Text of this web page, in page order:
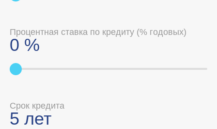
Процентная ставка по кредиту (% годовых)
0 %
Срок кредита
5 лет